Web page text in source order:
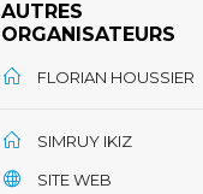
AUTRES
ORGANISATEURS
FLORIAN HOUSSIER
SIMRUY IKIZ
SITE WEB